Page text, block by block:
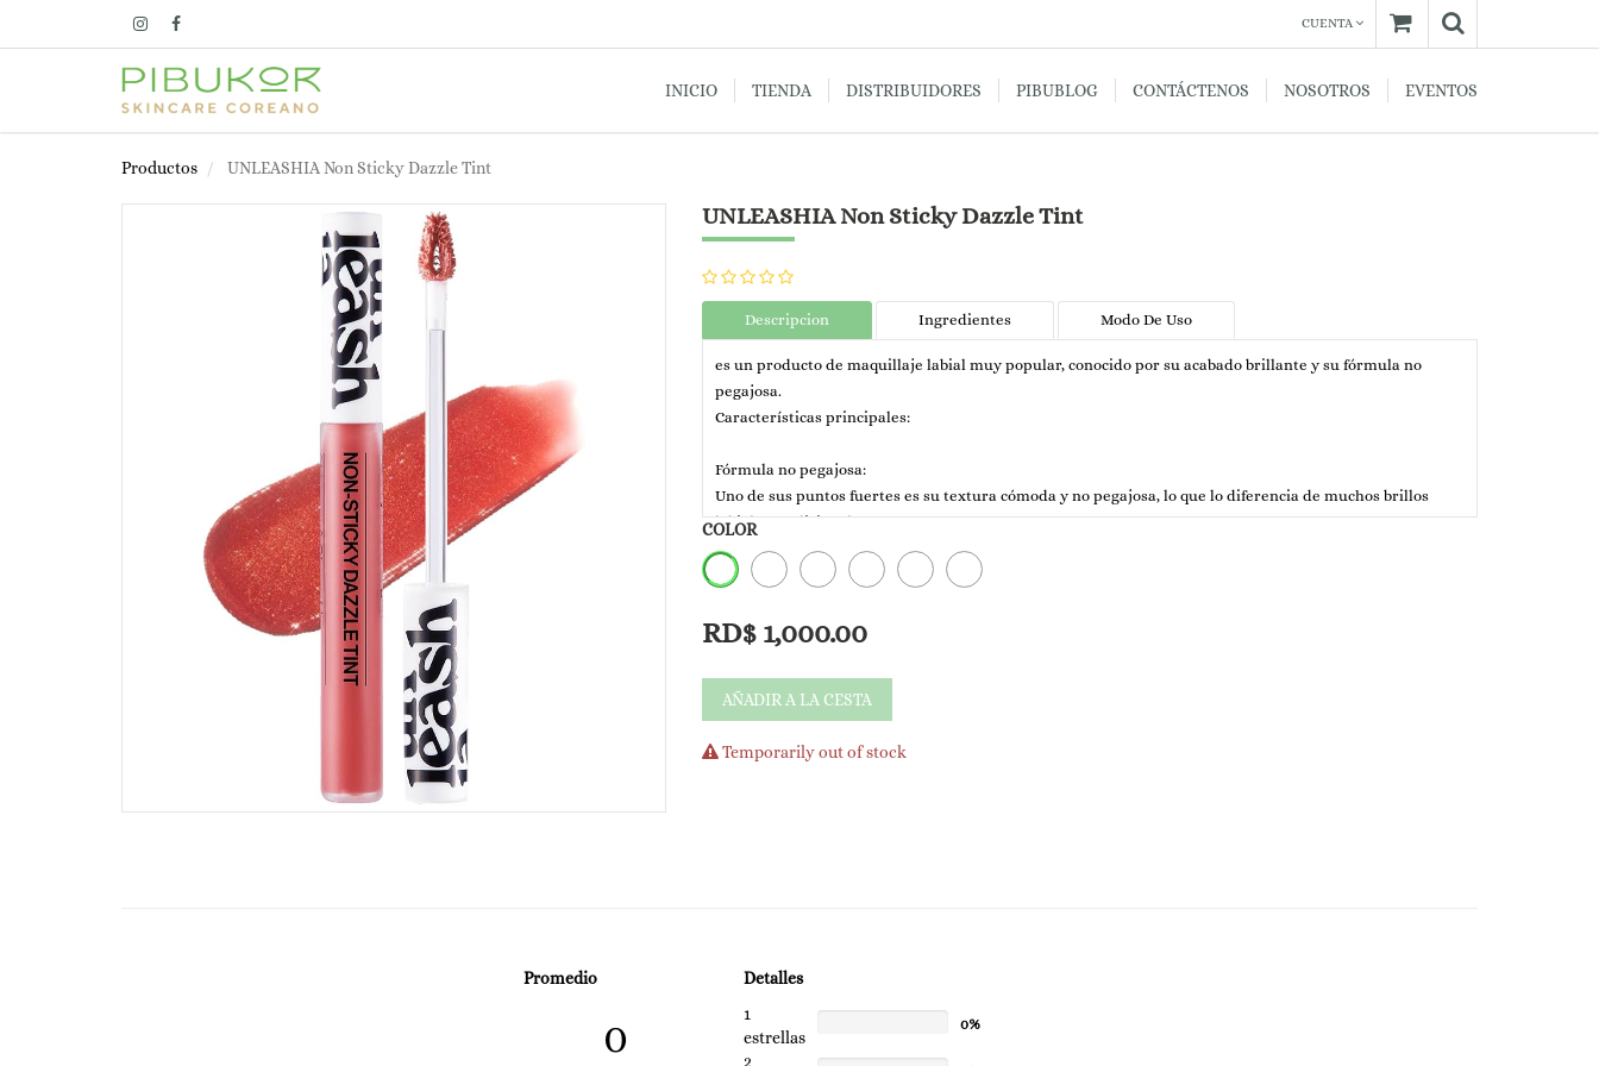
CUENTA
INICIO TIENDA DISTRIBUIDORES PIBUBLOG CONTÁCTENOS NOSOTROS EVENTOS
Productos UNLEASHIA Non Sticky Dazzle Tint
UNLEASHIA Non Sticky Dazzle Tint
Descripcion Ingredientes Modo De Uso
es un producto de maquillaje labial muy popular, conocido por su acabado brillante y su fórmula no
pegajosa.
Características principales:
Fórmula no pegajosa:
Uno de sus puntos fuertes es su textura cómoda y no pegajosa, lo que lo diferencia de muchos brillos
labiales tradicionales.
Brillo deslumbrante:
Proporciona un acabado muy brillante, a menudo con partículas de brillo o destellos para un efecto
Vegano y libre de crueldad animal:
UNLEASHIA es una marca conocida por sus productos veganos y libres de crueldad animal, lo que atrae a
quienes buscan opciones de belleza éticas.
COLOR
RD$ 1,000.00
AÑADIR A LA CESTA
Temporarily out of stock
Promedio
0
Detalles
1
estrellas
0%
2